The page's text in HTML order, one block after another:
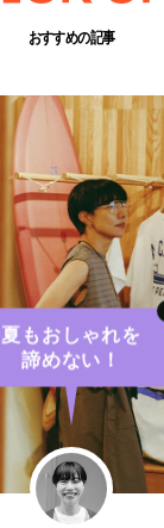
おすすめの記事
夏もおしゃれを
諦めない！